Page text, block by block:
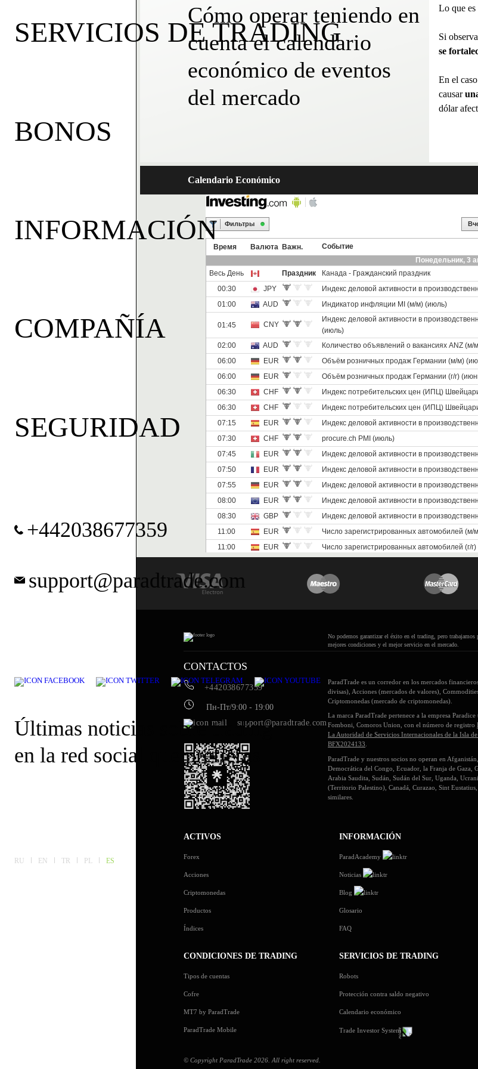
SERVICIOS DE TRADING
BONOS
INFORMACIÓN
COMPAÑÍA
SEGURIDAD
+442038677359
support@paradtrade.com
Últimas noticias sobre trading
en la red social que prefieras
RU EN TR PL ES
Cómo operar teniendo en
cuenta el calendario
económico de eventos
del mercado
Lo que
Si
se
En el
causar
dólar
Calendario Económico
No podemos garantizar el éxito en el trading, pero trabajamos
mejores condiciones y el mejor servicio en el mercado.
CONTACTOS
+442038677359
Пн-Пт/9:00 - 19:00
support@paradtrade.com
ACTIVOS
Forex
Acciones
Criptomonedas
Productos
Índices
INFORMACIÓN
ParadAcademy
Noticias
Blog
Glosario
FAQ
CONDICIONES DE TRADING
Tipos de cuentas
Cofre
MT7 by ParadTrade
ParadTrade Mobile
SERVICIOS DE TRADING
Robots
Protección contra saldo negativo
Calendario económico
Trade Investor System
ParadTrade es un corredor en los mercados
divisas), Acciones (mercados de valores),
Criptomonedas (mercado de criptomonedas).
La marca ParadTrade pertenece a la empresa
Fomboni, Comoros Union, con el número de registro
La Autoridad de Servicios Internacionales de la Isla
BFX2024133
ParadTrade y nuestros socios no operan en
Democrática del Congo, Ecuador, la Franja de Gaza,
Arabia Saudita, Sudán, Sudán del Sur, Uganda,
(Territorio Palestino), Canadá, Curazao, Sint
similares.
© Copyright ParadTrade 2026. All right reserved.